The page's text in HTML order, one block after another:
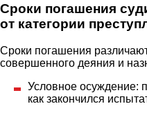
Сроки погашения
от категории
Сроки погашения
совершенного деяния и
Условное осуждение:
как закончился